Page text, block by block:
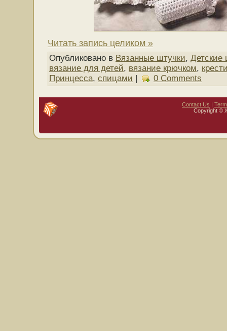
Читать запись целиком »
Опубликовано в Вязанные штучки, Детские
вязание для детей, вязание крючком,
Принцесса, спицами 0 Comments
Contact Us |
Copyright ©